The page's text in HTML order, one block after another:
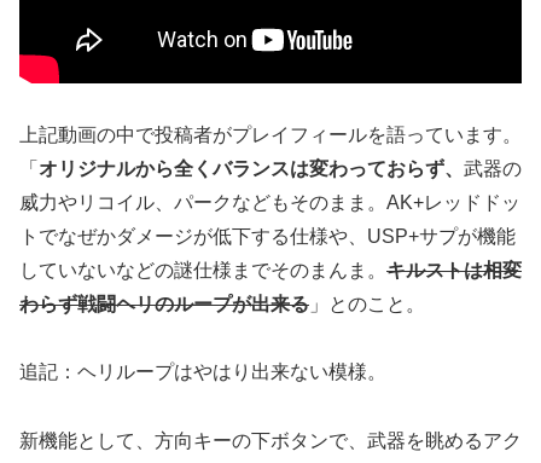
上記動画の中で投稿者がプレイフィールを語っています。
「 オリジナルから全くバランスは変わっておらず、 武器の
威力やリコイル、パークなどもそのまま。AK+レッドドッ
トでなぜかダメージが低下する仕様や、USP+サプが機能
していないなどの謎仕様までそのまんま。 キルストは相変
わらず戦闘ヘリのループが出来る 」とのこと。
追記：ヘリループはやはり出来ない模様。
新機能として、方向キーの下ボタンで、武器を眺めるアク